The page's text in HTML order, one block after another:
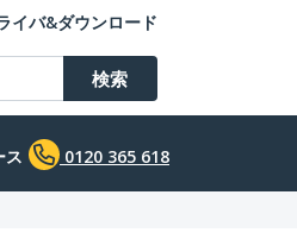
イバ&ダウンロード
検索
ス 0120 365 618